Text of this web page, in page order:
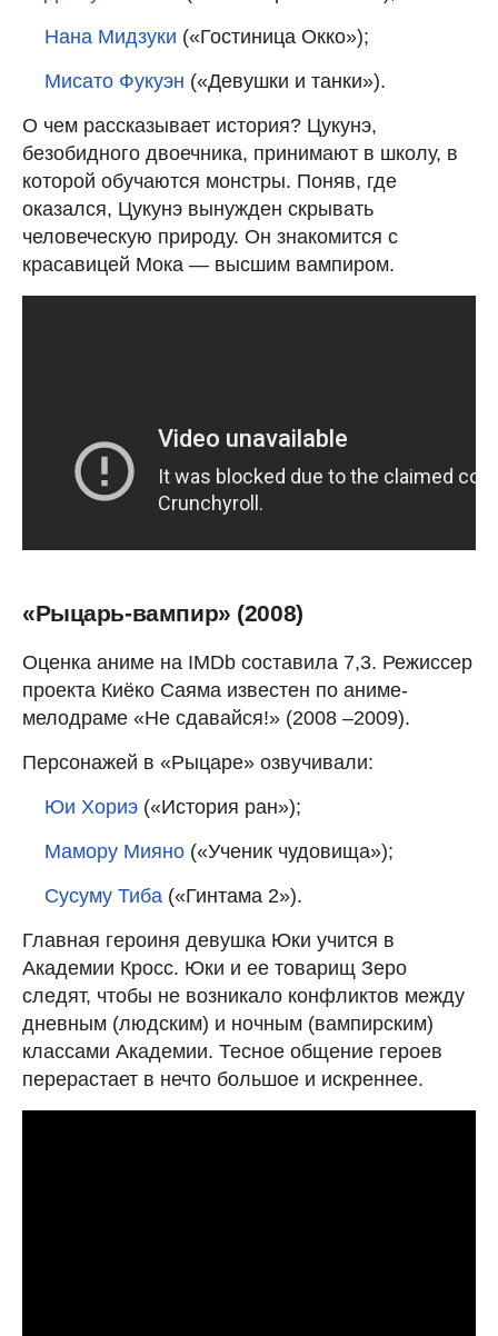
Нана Мидзуки («Гостиница Окко»);
Мисато Фукуэн («Девушки и танки»).
О чем рассказывает история? Цукунэ,
безобидного двоечника, принимают в школу, в
которой обучаются монстры. Поняв, где
оказался, Цукунэ вынужден скрывать
человеческую природу. Он знакомится с
красавицей Мока — высшим вампиром.
«Рыцарь-вампир» (2008)
Оценка аниме на IMDb составила 7,3. Режиссер
проекта Киёко Саяма известен по аниме-
мелодраме «Не сдавайся!» (2008 –2009).
Персонажей в «Рыцаре» озвучивали:
Юи Хориэ («История ран»);
Мамору Мияно («Ученик чудовища»);
Сусуму Тиба («Гинтама 2»).
Главная героиня девушка Юки учится в
Академии Кросс. Юки и ее товарищ Зеро
следят, чтобы не возникало конфликтов между
дневным (людским) и ночным (вампирским)
классами Академии. Тесное общение героев
перерастает в нечто большое и искреннее.